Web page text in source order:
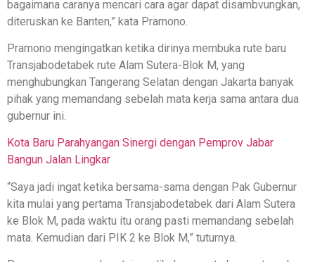
bagaimana caranya mencari cara agar dapat disambvungkan,
diteruskan ke Banten,” kata Pramono.
Pramono mengingatkan ketika dirinya membuka rute baru
Transjabodetabek rute Alam Sutera-Blok M, yang
menghubungkan Tangerang Selatan dengan Jakarta banyak
pihak yang memandang sebelah mata kerja sama antara dua
gubernur ini.
Kota Baru Parahyangan Sinergi dengan Pemprov Jabar
Bangun Jalan Lingkar
“Saya jadi ingat ketika bersama-sama dengan Pak Gubernur
kita mulai yang pertama Transjabodetabek dari Alam Sutera
ke Blok M, pada waktu itu orang pasti memandang sebelah
mata. Kemudian dari PIK 2 ke Blok M,” tuturnya.